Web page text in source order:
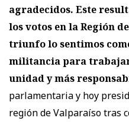
agradecidos. Este
los votos en la Región
triunfo lo sentimos
militancia para
unidad y más
parlamentaria y hoy
región de Valparaíso tras